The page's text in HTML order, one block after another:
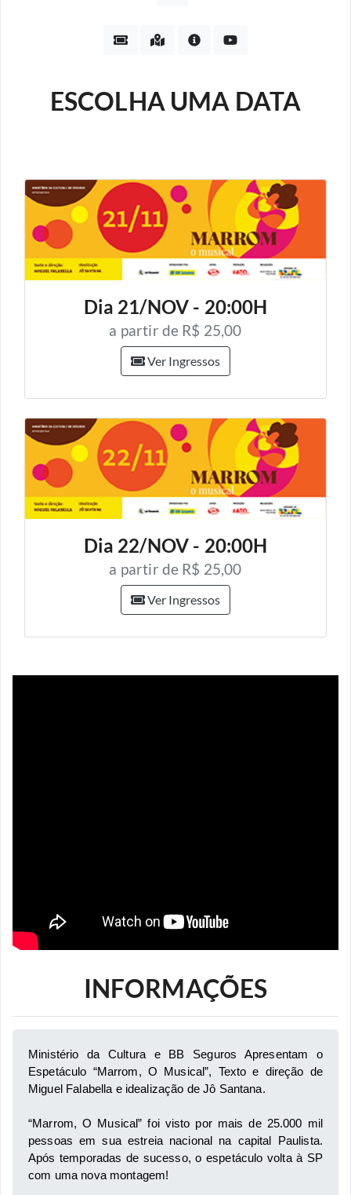
ESCOLHA UMA DATA
Dia 21/NOV - 20:00H
a partir de R$ 25,00
Ver Ingressos
Dia 22/NOV - 20:00H
a partir de R$ 25,00
Ver Ingressos
INFORMAÇÕES
Ministério da Cultura e BB Seguros Apresentam o
Espetáculo “Marrom, O Musical”, Texto e direção de
Miguel Falabella e idealização de Jô Santana.
“Marrom, O Musical” foi visto por mais de 25.000 mil
pessoas em sua estreia nacional na capital Paulista.
Após temporadas de sucesso, o espetáculo volta à SP
com uma nova montagem!